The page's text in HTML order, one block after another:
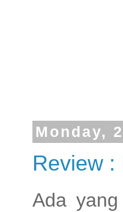
Monday,
Review
Ada